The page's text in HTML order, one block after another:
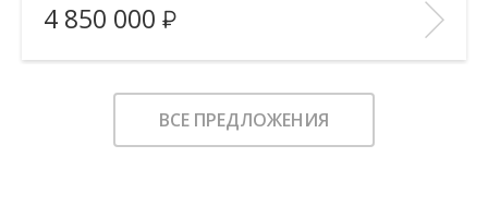
Количество комнат:
2
Этаж:
6/9
В ИЗБРАННОЕ
4 850 000
ВСЕ ПРЕДЛОЖЕНИЯ